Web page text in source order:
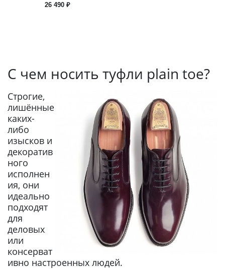
26 490 ₽
С чем носить туфли plain toe?
Строгие,
лишённые
каких-
либо
изысков и
декоратив
ного
исполнен
ия, они
идеально
подходят
для
деловых
или
консерват
ивно настроенных людей.